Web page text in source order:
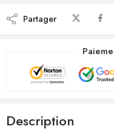
Partager
Description